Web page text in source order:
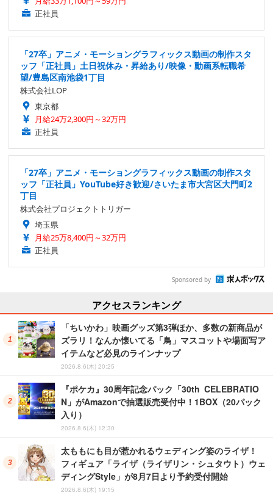
正社員
「27卒」アニメ・モーショングラフィックス動画の制作スタ
ッフ「正社員」土日祝休み・昇給あり/映像・動画系転職希
望/豊島区南池袋1丁目
株式会社LOP
東京都
月給24万2,300円～32万円
正社員
「27卒」アニメ・モーショングラフィックス動画の制作スタ
ッフ「正社員」YouTube好き歓迎/さいたま市大宮区大門町2
丁目
株式会社プロジェクトトリガー
埼玉県
月給25万8,400円～32万円
正社員
Sponsored by
アクセスランキング
「ちいかわ」映画グッズ第3弾ほか、多数の新商品が
ズラリ！なんか懐いてる「鳥」マスコットや場面写ア
イテムなど必見のラインナップ
2026.8.6(木) 20:25
『ポケカ』30周年記念パック「30th CELEBRATIO
N」がAmazonで抽選販売受付中！1BOX（20パック
入り）
2026.8.6(木) 12:30
太ももにも目が惹かれるウェディング姿のライザ！
フィギュア「ライザ（ライザリン・シュタウト）ウェ
ディングStyle」が8月7日より予約受付開始
2026.8.6(木) 19:15